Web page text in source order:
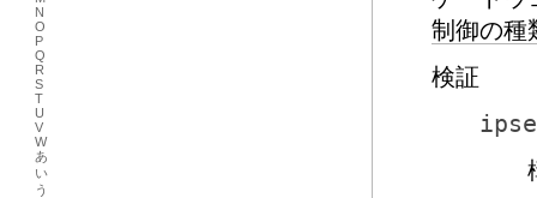
N
O
P
Q
R
S
T
U
V
W
あ
い
う
制御の種
検証